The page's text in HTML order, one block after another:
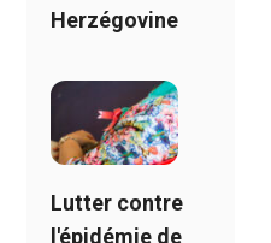
Herzégovine
Lutter contre
l'épidémie de